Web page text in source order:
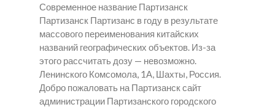
Современное название Партизанск
Партизанск Партизанс в году в результате
массового переименования китайских
названий географических объектов. Из-за
этого рассчитать дозу — невозможно.
Ленинского Комсомола, 1А, Шахты, Россия.
Добро пожаловать на Партизанск сайт
администрации Партизанского городского